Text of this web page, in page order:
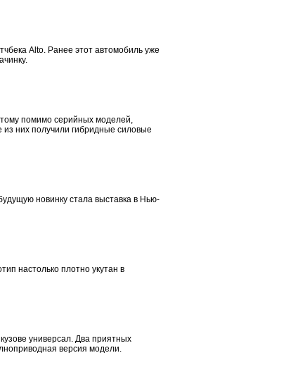
Alto. Ранее этот автомобиль уже
помимо серийных моделей,
из них получили гибридные силовые
новинку стала выставка в Нью-
настолько плотно укутан в
универсал. Два приятных
версия модели.